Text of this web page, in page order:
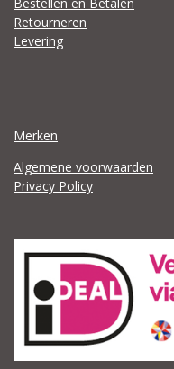
Retourneren
Levering
Merken
Algemene voorwaarden
Privacy Policy